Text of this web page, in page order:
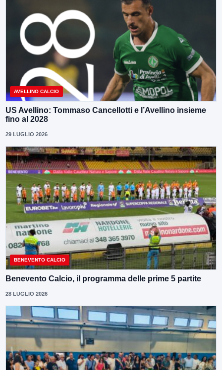
AVELLINO CALCIO
US Avellino: Tommaso Cancellotti e l’Avellino insieme
fino al 2028
29 LUGLIO 2026
BENEVENTO CALCIO
Benevento Calcio, il programma delle prime 5 partite
28 LUGLIO 2026